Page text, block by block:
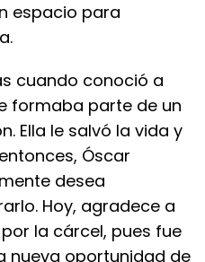
espacio para
cuando conoció a
formaba parte de un
Ella le salvó la vida y
Óscar
desea
Hoy, agradece a
la cárcel, pues fue
nueva oportunidad de